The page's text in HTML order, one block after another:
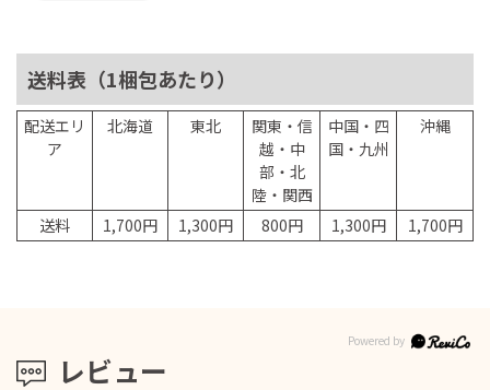
送料表（1梱包あたり）
配送エリ
ア
北海道 東北
関東・信
越・中
部・北
陸・関西
中国・四
国・九州
沖縄
送料 1,700円 1,300円 800円 1,300円 1,700円
レビュー